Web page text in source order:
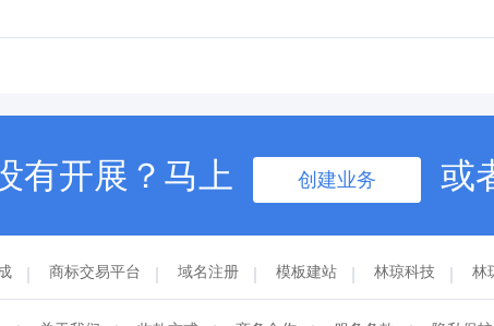
有开展？马上 创建业务 或
商标交易平台 域名注册 模板建站 林琼科技 林